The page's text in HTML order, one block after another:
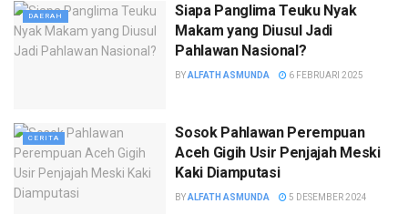
DAERAH
Siapa Panglima Teuku Nyak
Makam yang Diusul Jadi
Pahlawan Nasional?
BYALFATH ASMUNDA 6 FEBRUARI 2025
CERITA
Sosok Pahlawan Perempuan
Aceh Gigih Usir Penjajah Meski
Kaki Diamputasi
BYALFATH ASMUNDA 5 DESEMBER 2024